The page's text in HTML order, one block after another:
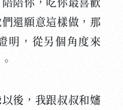
陪你，吃你最喜歡
還願意這樣做，那
明，從另個角度來
後，我跟叔叔和嬸